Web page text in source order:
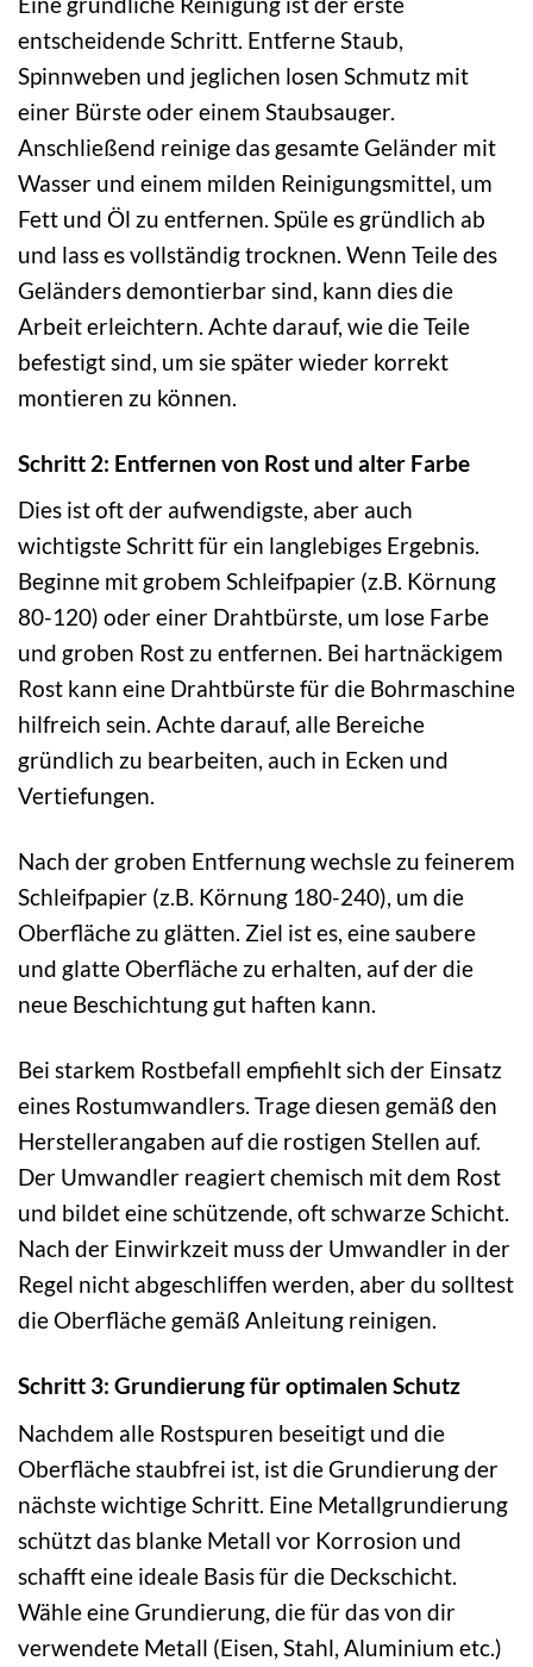
entscheidende Schritt. Entferne Staub,
Spinnweben und jeglichen losen Schmutz mit
einer Bürste oder einem Staubsauger.
Anschließend reinige das gesamte Geländer mit
Wasser und einem milden Reinigungsmittel, um
Fett und Öl zu entfernen. Spüle es gründlich ab
und lass es vollständig trocknen. Wenn Teile des
Geländers demontierbar sind, kann dies die
Arbeit erleichtern. Achte darauf, wie die Teile
befestigt sind, um sie später wieder korrekt
montieren zu können.
Schritt 2: Entfernen von Rost und alter Farbe
Dies ist oft der aufwendigste, aber auch
wichtigste Schritt für ein langlebiges Ergebnis.
Beginne mit grobem Schleifpapier (z.B. Körnung
80-120) oder einer Drahtbürste, um lose Farbe
und groben Rost zu entfernen. Bei hartnäckigem
Rost kann eine Drahtbürste für die Bohrmaschine
hilfreich sein. Achte darauf, alle Bereiche
gründlich zu bearbeiten, auch in Ecken und
Vertiefungen.
Nach der groben Entfernung wechsle zu feinerem
Schleifpapier (z.B. Körnung 180-240), um die
Oberfläche zu glätten. Ziel ist es, eine saubere
und glatte Oberfläche zu erhalten, auf der die
neue Beschichtung gut haften kann.
Bei starkem Rostbefall empfiehlt sich der Einsatz
eines Rostumwandlers. Trage diesen gemäß den
Herstellerangaben auf die rostigen Stellen auf.
Der Umwandler reagiert chemisch mit dem Rost
und bildet eine schützende, oft schwarze Schicht.
Nach der Einwirkzeit muss der Umwandler in der
Regel nicht abgeschliffen werden, aber du solltest
die Oberfläche gemäß Anleitung reinigen.
Schritt 3: Grundierung für optimalen Schutz
Nachdem alle Rostspuren beseitigt und die
Oberfläche staubfrei ist, ist die Grundierung der
nächste wichtige Schritt. Eine Metallgrundierung
schützt das blanke Metall vor Korrosion und
schafft eine ideale Basis für die Deckschicht.
Wähle eine Grundierung, die für das von dir
verwendete Metall (Eisen, Stahl, Aluminium etc.)